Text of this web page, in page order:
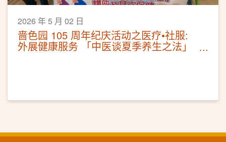
2026 年 5 月 02 日
啬色园 105 周年纪庆活动之医疗•社服:
外展健康服务 「中医谈夏季养生之法」